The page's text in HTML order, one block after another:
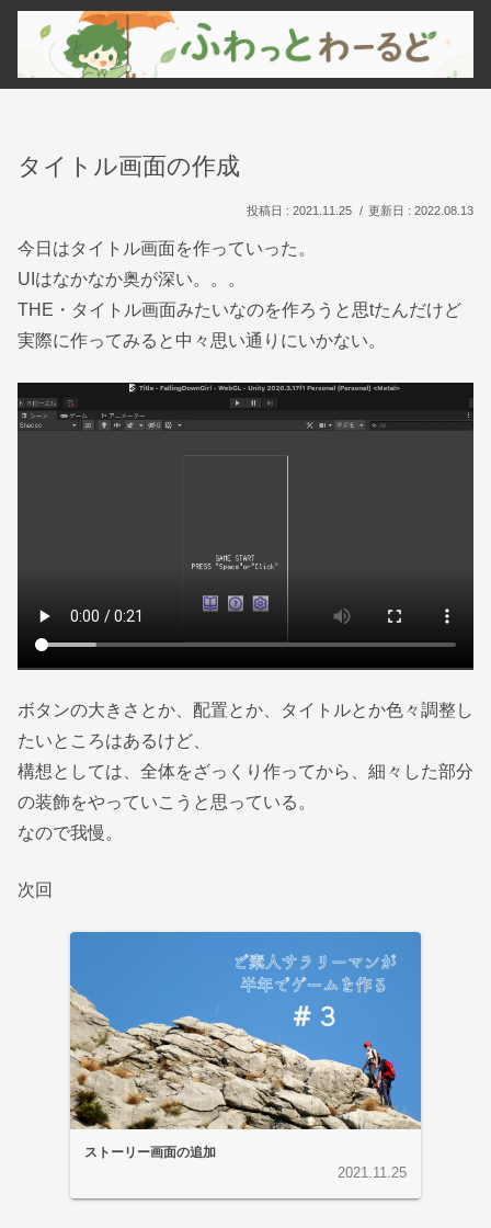
タイトル画面の作成
2021.11.25 2022.08.13
今日はタイトル画面を作っていった。
UIはなかなか奥が深い。。。
THE・タイトル画面みたいなのを作ろうと思tたんだけど
実際に作ってみると中々思い通りにいかない。
ボタンの大きさとか、配置とか、タイトルとか色々調整し
たいところはあるけど、
構想としては、全体をざっくり作ってから、細々した部分
の装飾をやっていこうと思っている。
なので我慢。
次回
ストーリー画面の追加
2021.11.25